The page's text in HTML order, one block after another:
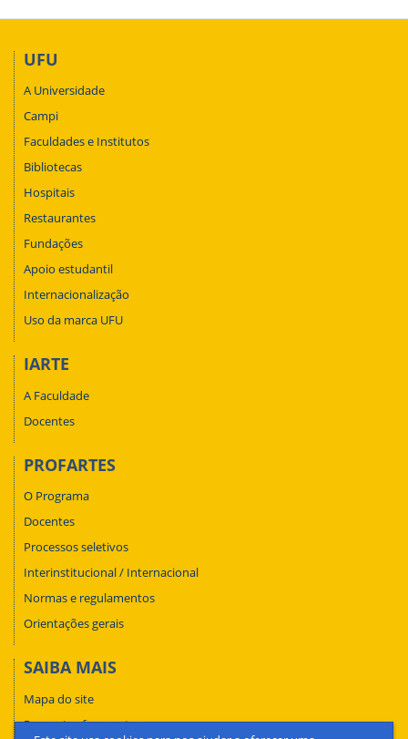
UFU
A Universidade
Campi
Faculdades e Institutos
Bibliotecas
Hospitais
Restaurantes
Fundações
Apoio estudantil
Internacionalização
Uso da marca UFU
IARTE
A Faculdade
Docentes
PROFARTES
O Programa
Docentes
Processos seletivos
Interinstitucional / Internacional
Normas e regulamentos
Orientações gerais
SAIBA MAIS
Mapa do site
Perguntas frequentes